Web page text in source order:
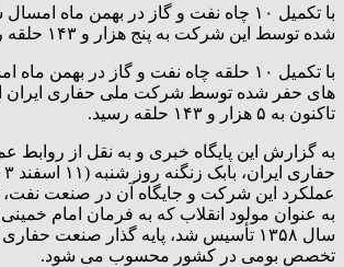
با تکمیل ۱۰ چاه نفت و گاز در بهمن ماه
شده توسط این شرکت به پنج هزار و ۱۴۳ حلقه رسید.
با تکمیل ۱۰ حلقه چاه نفت و گاز در بهمن
های حفر شده توسط شرکت ملی حفاری ایران
تاکنون به ۵ هزار و ۱۴۳ حلقه رسید.
به گزارش این پایگاه خبری و به نقل از
عملکرد این شرکت و جایگاه آن در صنعت
به عنوان مولود انقلاب که به فرمان امام
سال ۱۳۵۸ تأسیس شد، پایه گذار صنعت
تخصص بومی در کشور محسوب می شود.